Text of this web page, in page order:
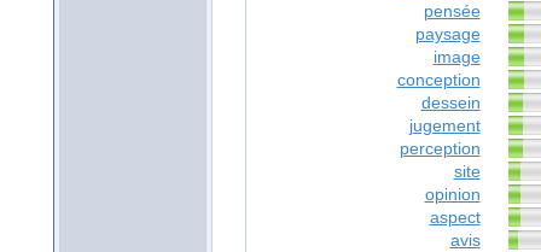
pensée
paysage
image
conception
dessein
jugement
perception
site
opinion
aspect
avis